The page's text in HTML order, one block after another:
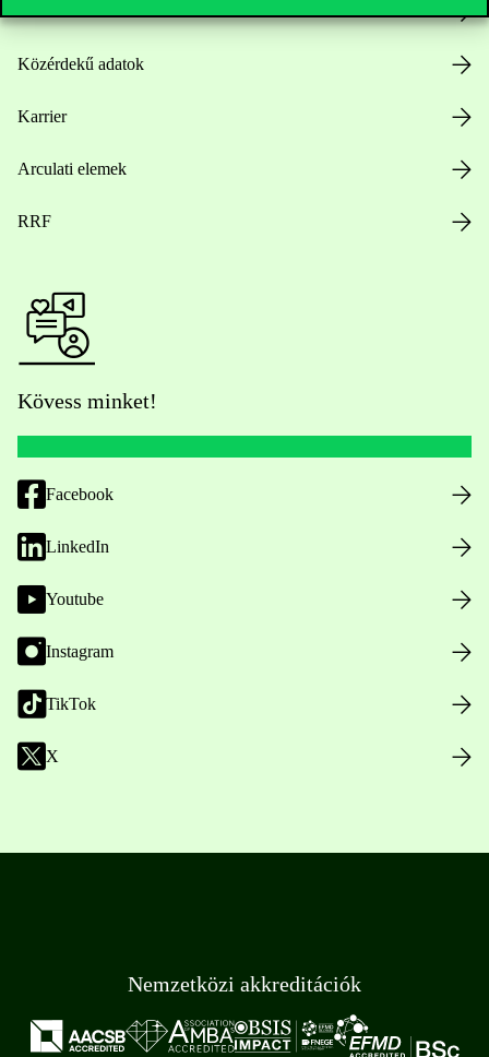
Házirend
Közérdekű adatok
Karrier
Arculati elemek
RRF
Kövess minket!
Facebook
LinkedIn
Youtube
Instagram
TikTok
X
Nemzetközi akkreditációk